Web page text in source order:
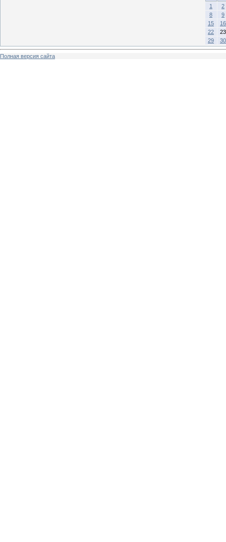
1
2
8
9
15
16
22
23
29
30
Полная версия сайта